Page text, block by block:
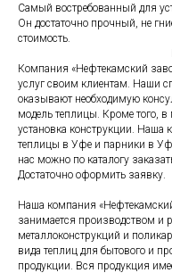
Самый востребованный для
Он достаточно прочный, не
стоимость.
Компания «Нефтекамский
услуг своим клиентам. Наши
оказывают необходимую
модель теплицы. Кроме того, в
установка конструкции. Наша
теплицы в Уфе и парники в
нас можно по каталогу
Достаточно оформить заявку.
Наша компания
занимается производством и
металлоконструкций и
вида теплиц для бытового и
продукции. Вся продукция